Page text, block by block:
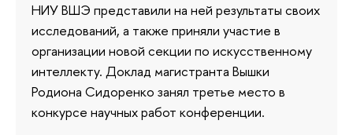
НИУ ВШЭ представили на ней результаты своих
исследований, а также приняли участие в
организации новой секции по искусственному
интеллекту. Доклад магистранта Вышки
Родиона Сидоренко занял третье место в
конкурсе научных работ конференции.